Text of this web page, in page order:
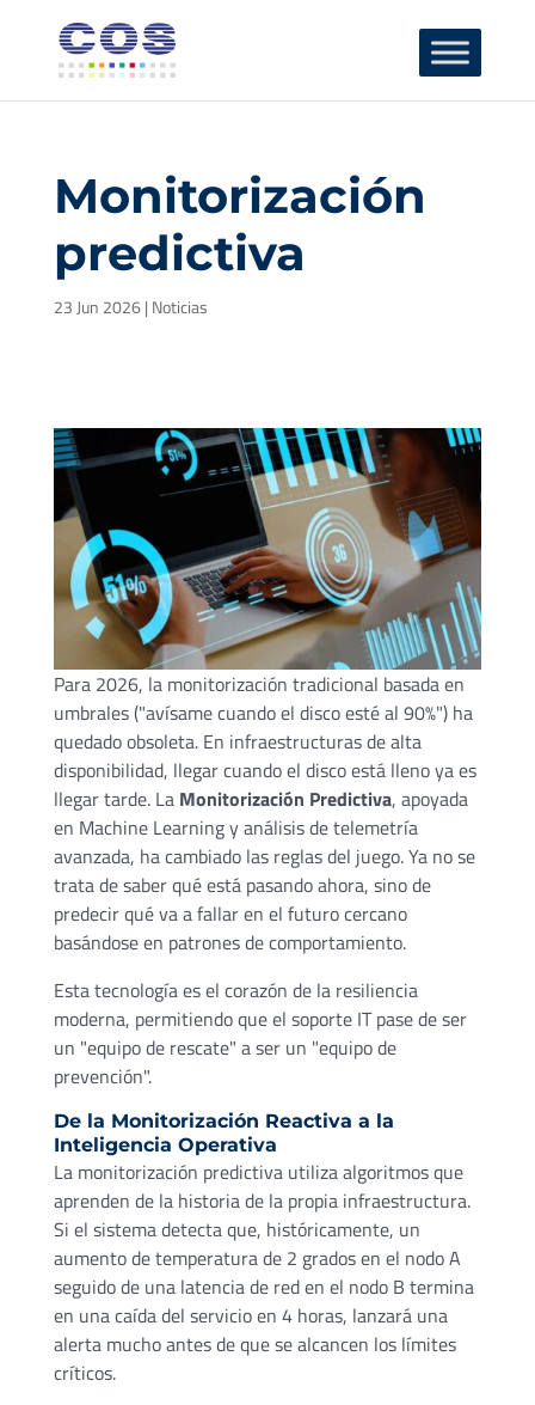
Monitorización
predictiva
23 Jun 2026| Noticias
Para 2026, la monitorización tradicional basada en
umbrales ("avísame cuando el disco esté al 90%") ha
quedado obsoleta. En infraestructuras de alta
disponibilidad, llegar cuando el disco está lleno ya es
llegar tarde. La Monitorización Predictiva, apoyada
en Machine Learning y análisis de telemetría
avanzada, ha cambiado las reglas del juego. Ya no se
trata de saber qué está pasando ahora, sino de
predecir qué va a fallar en el futuro cercano
basándose en patrones de comportamiento.
Esta tecnología es el corazón de la resiliencia
moderna, permitiendo que el soporte IT pase de ser
un "equipo de rescate" a ser un "equipo de
prevención".
De la Monitorización Reactiva a la
Inteligencia Operativa
La monitorización predictiva utiliza algoritmos que
aprenden de la historia de la propia infraestructura.
Si el sistema detecta que, históricamente, un
aumento de temperatura de 2 grados en el nodo A
seguido de una latencia de red en el nodo B termina
en una caída del servicio en 4 horas, lanzará una
alerta mucho antes de que se alcancen los límites
críticos.